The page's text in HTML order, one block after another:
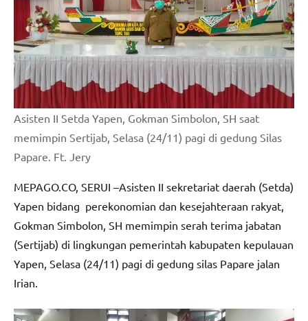
Asisten II Setda Yapen, Gokman Simbolon, SH saat
memimpin Sertijab, Selasa (24/11) pagi di gedung Silas
Papare. Ft. Jery
MEPAGO.CO, SERUI –Asisten II sekretariat daerah (Setda)
Yapen bidang perekonomian dan kesejahteraan rakyat,
Gokman Simbolon, SH memimpin serah terima jabatan
(Sertijab) di lingkungan pemerintah kabupaten kepulauan
Yapen, Selasa (24/11) pagi di gedung silas Papare jalan
Irian.